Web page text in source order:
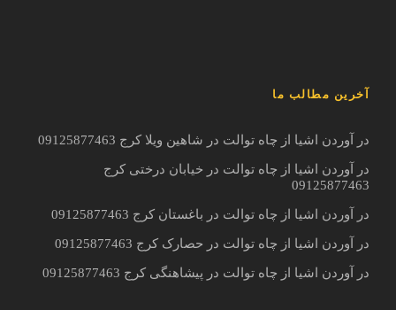
آخرین مطالب ما
در آوردن اشیا از چاه توالت در شاهین ویلا کرج 09125877463
در آوردن اشیا از چاه توالت در خیابان درختی کرج
09125877463
در آوردن اشیا از چاه توالت در باغستان کرج 09125877463
در آوردن اشیا از چاه توالت در حصارک کرج 09125877463
در آوردن اشیا از چاه توالت در پیشاهنگی کرج 09125877463